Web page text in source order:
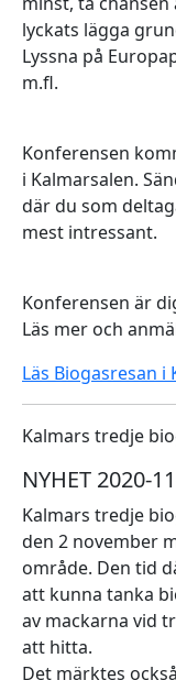
lyckats lägga
Lyssna på
m.fl.
Konferensen
i Kalmarsalen.
där du som
mest intressant.
Konferensen är
Läs mer och
Läs Biogasresan i
Kalmars tredje
NYHET 2020-
Kalmars tredje
den 2 november
område. Den tid
att kunna tanka
av mackarna vid
att hitta.
Det märktes